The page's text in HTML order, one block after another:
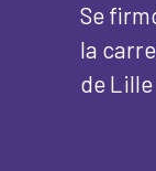
Se
la
de Lille